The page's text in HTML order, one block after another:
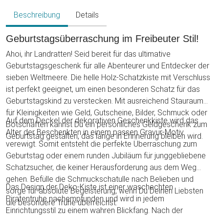
Beschreibung Details
Geburtstagsüberraschung im Freibeuter Stil!
Ahoi, ihr Landratten! Seid bereit für das ultimative
Geburtstagsgeschenk für alle Abenteurer und Entdecker der
sieben Weltmeere. Die helle Holz-Schatzkiste mit Verschluss
ist perfekt geeignet, um einen besonderen Schatz für das
Geburtstagskind zu verstecken. Mit ausreichend Stauraum
für Kleinigkeiten wie Geld, Gutscheine, Bilder, Schmuck oder
Botschaften kannst Du ein persönliches Geldgeschenk zum
Geburtstag gestalten, das lange in Erinnerung bleiben wird.
Auf dem Deckel der dekorativen Geschenkkiste wird das
Alter der Beschenkten in einem passen Gravur-Motiv
verewigt. Somit entsteht die perfekte Überraschung zum
Geburtstag oder einem runden Jubiläum für junggebliebene
Schatzsucher, die keiner Herausforderung aus dem Weg
gehen. Befülle die Schmuckschatulle nach Belieben und
sorge für absolute Begeisterung, wenn Du Deinen Liebsten
die besondere Truhe überreichst.
Das Design der Deko-Kiste ist einer waschechten
Piratentruhe nachempfunden und wird in jedem
Einrichtungsstil zu einem wahren Blickfang. Nach der